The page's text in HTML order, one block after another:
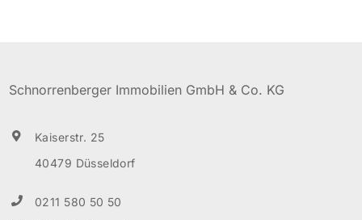
Ein separater Kellerraum […]
Schnorrenberger Immobilien GmbH & Co. KG
Kaiserstr. 25
40479 Düsseldorf
0211 580 50 50